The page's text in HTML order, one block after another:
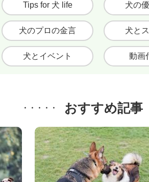
Tips for 犬 life 犬の
犬のプロの金言 犬と
犬とイベント 動画
おすすめ記事